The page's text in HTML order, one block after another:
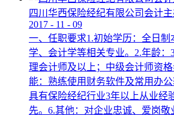
四川华西保险经纪有限公司会计
2017 - 11 - 09
一、任职要求1.初始学历：全日制
学、会计学等相关专业。2.年龄：
理会计师及以上；中级会计师资
能：熟练使用财务软件及常用办公
具有保险经纪行业3年以上从业经
先。6.其他：对企业忠诚、爱岗